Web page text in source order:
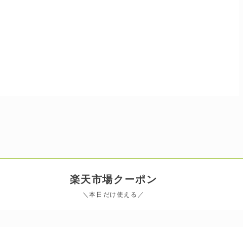
楽天市場クーポン
＼本日だけ使える／